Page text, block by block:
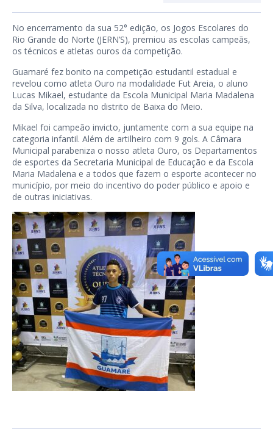
No encerramento da sua 52° edição, os Jogos Escolares do
Rio Grande do Norte (JERN’S), premiou as escolas campeãs,
os técnicos e atletas ouros da competição.
Guamaré fez bonito na competição estudantil estadual e
revelou como atleta Ouro na modalidade Fut Areia, o aluno
Lucas Mikael, estudante da Escola Municipal Maria Madalena
da Silva, localizada no distrito de Baixa do Meio.
Mikael foi campeão invicto, juntamente com a sua equipe na
categoria infantil. Além de artilheiro com 9 gols. A Câmara
Municipal parabeniza o nosso atleta Ouro, os Departamentos
de esportes da Secretaria Municipal de Educação e da Escola
Maria Madalena e a todos que fazem o esporte acontecer no
município, por meio do incentivo do poder público e apoio e
de outras iniciativas.